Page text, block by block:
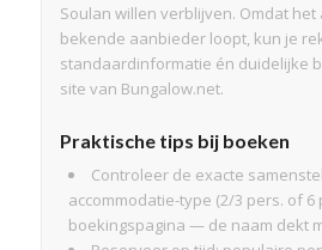
Soulan willen verblijven. Omdat
bekende aanbieder loopt, kun je
standaardinformatie én duidelijke
site van Bungalow.net.
Praktische tips bij boeken
Controleer de exacte
accommodatie-type (2/3 pers. of 6
boekingspagina — de naam dekt